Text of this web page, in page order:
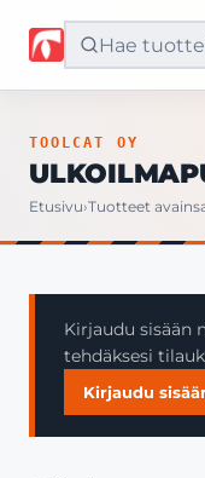
Etusivu
Yritys
Yhteystiedot
TOOLCAT OY
Etusivu›Tuotteet
Kirjaudu sisään
tehdäksesi
Kirjaudu